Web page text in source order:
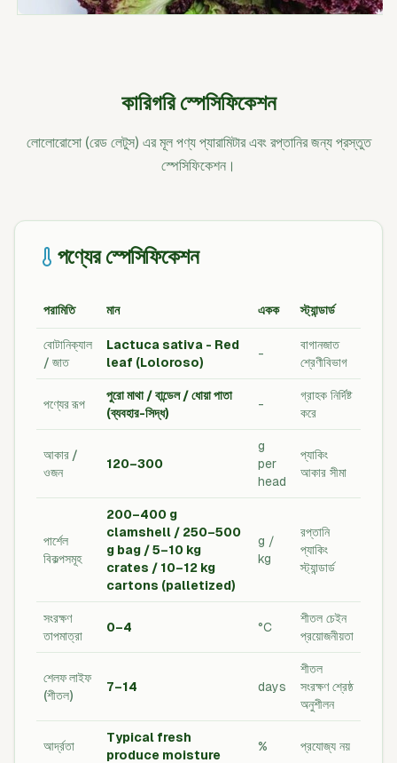
কারিগরি স্পেসিফিকেশন
লোলোরোসো (রেড লেটুস) এর মূল পণ্য প্যারামিটার এবং রপ্তানির জন্য প্রস্তুত
স্পেসিফিকেশন।
পণ্যের স্পেসিফিকেশন
পরামিতি মান একক স্ট্যান্ডার্ড
বোটানিক্যাল
/ জাত
Lactuca sativa - Red
leaf (Loloroso)
-
বাগানজাত
শ্রেণীবিভাগ
পণ্যের রূপ
পুরো মাথা / বান্ডেল / ধোয়া পাতা
(ব্যবহার-সিদ্ধ)
-
গ্রাহক নির্দিষ্ট
করে
আকার /
ওজন
120–300
g
per
head
প্যাকিং
আকার সীমা
পার্শেল
বিকল্পসমূহ
200–400 g
clamshell / 250–500
g bag / 5–10 kg
crates / 10–12 kg
cartons (palletized)
g /
kg
রপ্তানি
প্যাকিং
স্ট্যান্ডার্ড
সংরক্ষণ
তাপমাত্রা
0–4 °C
শীতল চেইন
প্রয়োজনীয়তা
শেলফ লাইফ
(শীতল)
7–14 days
শীতল
সংরক্ষণ শ্রেষ্ঠ
অনুশীলন
আর্দ্রতা
Typical fresh
produce moisture
% প্রযোজ্য নয়